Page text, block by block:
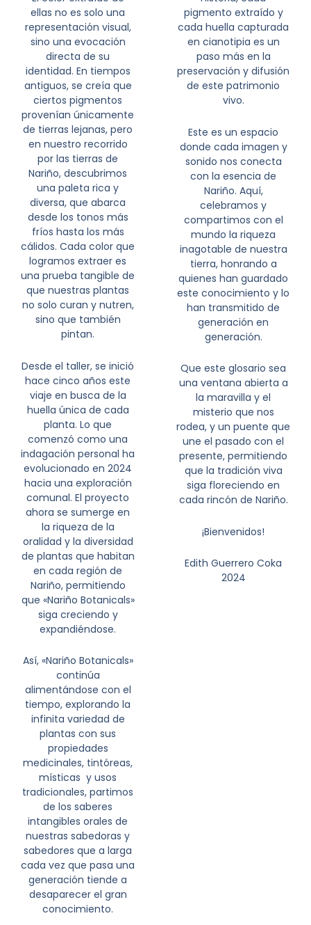
ellas no es solo una
representación visual,
sino una evocación
directa de su
identidad. En tiempos
antiguos, se creía que
ciertos pigmentos
provenían únicamente
de tierras lejanas, pero
en nuestro recorrido
por las tierras de
Nariño, descubrimos
una paleta rica y
diversa, que abarca
desde los tonos más
fríos hasta los más
cálidos. Cada color que
logramos extraer es
una prueba tangible de
que nuestras plantas
no solo curan y nutren,
sino que también
pintan.
Desde el taller, se inició
hace cinco años este
viaje en busca de la
huella única de cada
planta. Lo que
comenzó como una
indagación personal ha
evolucionado en 2024
hacia una exploración
comunal. El proyecto
ahora se sumerge en
la riqueza de la
oralidad y la diversidad
de plantas que habitan
en cada región de
Nariño, permitiendo
que «Nariño Botanicals»
siga creciendo y
expandiéndose.
Así, «Nariño Botanicals»
continúa
alimentándose con el
tiempo, explorando la
infinita variedad de
plantas con sus
propiedades
medicinales, tintóreas,
místicas y usos
tradicionales, partimos
de los saberes
intangibles orales de
nuestras sabedoras y
sabedores que a larga
cada vez que pasa una
generación tiende a
desaparecer el gran
conocimiento.
pigmento extraído y
cada huella capturada
en cianotipia es un
paso más en la
preservación y difusión
de este patrimonio
vivo.
Este es un espacio
donde cada imagen y
sonido nos conecta
con la esencia de
Nariño. Aquí,
celebramos y
compartimos con el
mundo la riqueza
inagotable de nuestra
tierra, honrando a
quienes han guardado
este conocimiento y lo
han transmitido de
generación en
generación.
Que este glosario sea
una ventana abierta a
la maravilla y el
misterio que nos
rodea, y un puente que
une el pasado con el
presente, permitiendo
que la tradición viva
siga floreciendo en
cada rincón de Nariño.
¡Bienvenidos!
Edith Guerrero Coka
2024